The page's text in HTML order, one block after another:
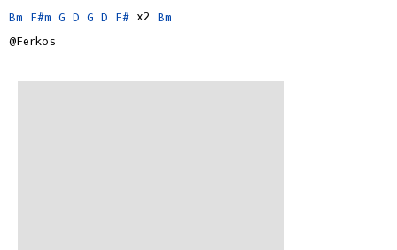
Bm F#m G D G D F# x2 Bm
@Ferkos